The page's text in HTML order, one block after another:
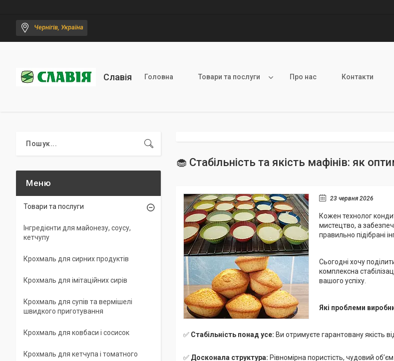
Чернігів, Україна
Славія Головна Товари та послуги Про нас Контакти
🧁 Стабільність та якість мафінів: як
23 червня 2026
Кожен технолог
мистецтво, а
правильно підібрані
Сьогодні хочу
комплексна
вашого успіху.
Які проблеми
✅ Стабільність понад усе: Ви отримуєте гарантовану якість
✅ Досконала структура: Рівномірна пористість, чудовий
Товари та послуги
Інгредієнти для майонезу, соусу,
кетчупу
Крохмаль для сирних продуктів
Крохмаль для імітаційних сирів
Крохмаль для супів та вермішелі
швидкого приготування
Крохмаль для ковбаси і сосисок
Крохмаль для кетчупа і томатного